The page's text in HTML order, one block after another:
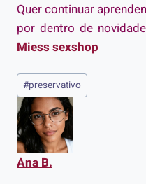
Quer continuar
por dentro de
Miess sexshop
Tags
do
Post:
#preservativo
Ana B.